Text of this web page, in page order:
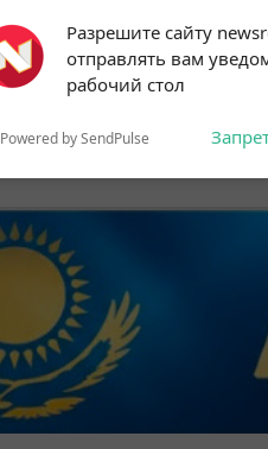
Разрешите сайту
отправлять вам
рабочий стол
Powered by SendPulse
Subscribe to our
notifications!
To enable permission prompts, click on
the notification icon
Астана:23°C Алматы: